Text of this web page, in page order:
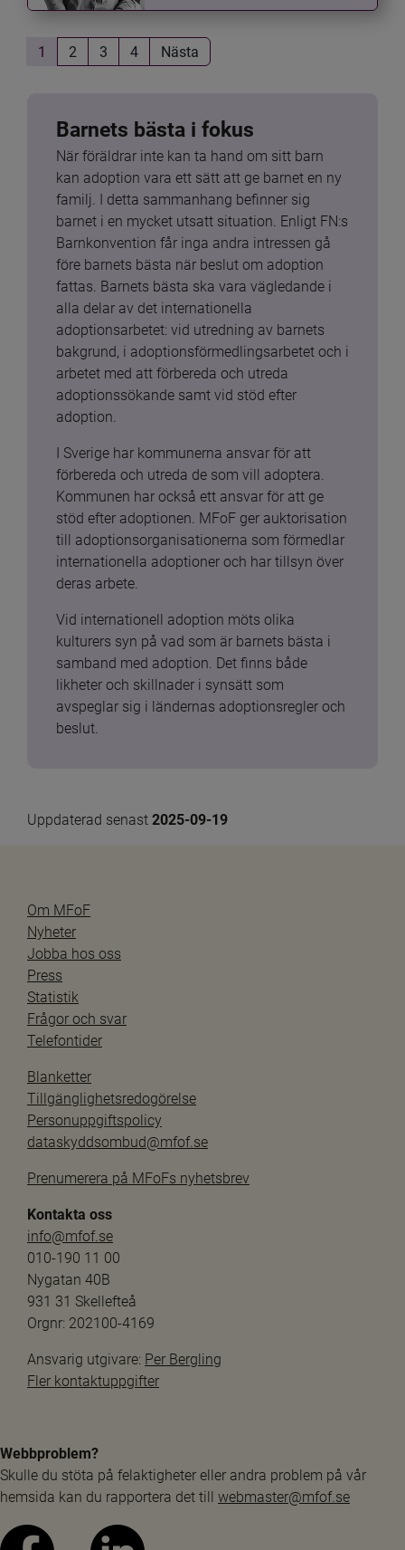
1 2 3 4 Nästa
Barnets bästa i fokus
När föräldrar inte kan ta hand om sitt barn
kan adoption vara ett sätt att ge barnet en ny
familj. I detta sammanhang befinner sig
barnet i en mycket utsatt situation. Enligt FN:s
Barnkonvention får inga andra intressen gå
före barnets bästa när beslut om adoption
fattas. Barnets bästa ska vara vägledande i
alla delar av det internationella
adoptionsarbetet: vid utredning av barnets
bakgrund, i adoptionsförmedlingsarbetet och i
arbetet med att förbereda och utreda
adoptionssökande samt vid stöd efter
adoption.
I Sverige har kommunerna ansvar för att
förbereda och utreda de som vill adoptera.
Kommunen har också ett ansvar för att ge
stöd efter adoptionen. MFoF ger auktorisation
till adoptionsorganisationerna som förmedlar
internationella adoptioner och har tillsyn över
deras arbete.
Vid internationell adoption möts olika
kulturers syn på vad som är barnets bästa i
samband med adoption. Det finns både
likheter och skillnader i synsätt som
avspeglar sig i ländernas adoptionsregler och
beslut.
Uppdaterad senast 2025-09-19
Om MFoF
Nyheter
Jobba hos oss
Press
Statistik
Frågor och svar
Telefontider
Blanketter
Tillgänglighetsredogörelse
Personuppgiftspolicy
dataskyddsombud@mfof.se
Prenumerera på MFoFs nyhetsbrev
Kontakta oss
info@mfof.se
010-190 11 00
Nygatan 40B
931 31 Skellefteå
Orgnr: 202100-4169
Ansvarig utgivare: Per Bergling
Fler kontaktuppgifter
Webbproblem?
Skulle du stöta på felaktigheter eller andra problem på vår
hemsida kan du rapportera det till webmaster@mfof.se